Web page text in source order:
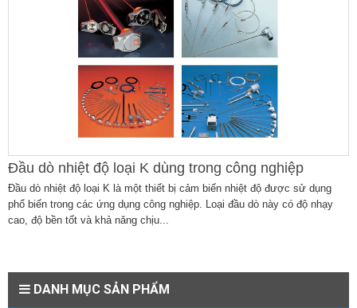
DANH MỤC SẢN PHẨM
Đầu dò nhiệt độ loại K dùng trong công nghiệp
Đầu dò nhiệt độ loại K là một thiết bị cảm biến nhiệt độ được sử dụng
phổ biến trong các ứng dụng công nghiệp. Loại đầu dò này có độ nhạy
cao, độ bền tốt và khả năng chịu...